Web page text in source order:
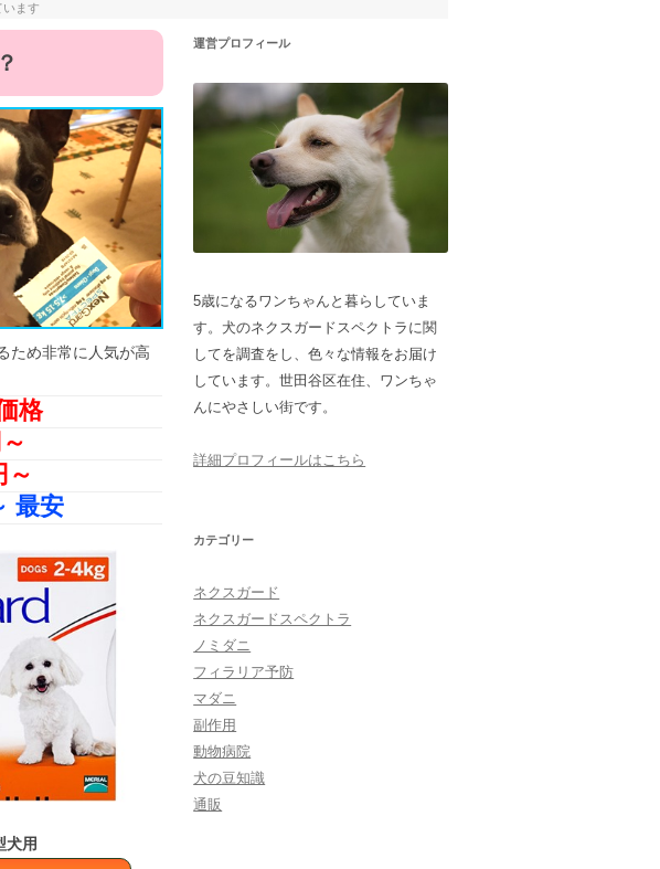
ます
ため非常に人気が高
格
～
最安
犬用
運営プロフィール
5歳になるワンちゃんと暮らしていま
す。犬のネクスガードスペクトラに関
してを調査をし、色々な情報をお届け
しています。世田谷区在住、ワンちゃ
んにやさしい街です。
詳細プロフィールはこちら
カテゴリー
ネクスガード
ネクスガードスペクトラ
ノミダニ
フィラリア予防
マダニ
副作用
動物病院
犬の豆知識
通販